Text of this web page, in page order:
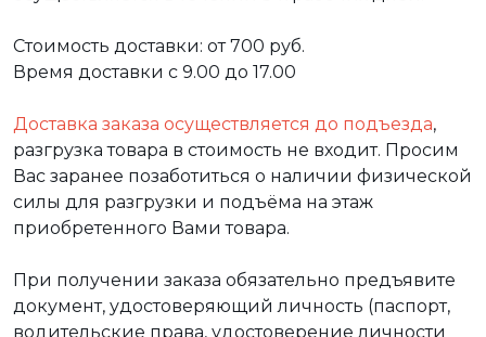
Стоимость доставки: от 700 руб.
Время доставки с 9.00 до 17.00
Доставка заказа осуществляется до подъезда,
разгрузка товара в стоимость не входит. Просим
Вас заранее позаботиться о наличии физической
силы для разгрузки и подъёма на этаж
приобретенного Вами товара.
При получении заказа обязательно предъявите
документ, удостоверяющий личность (паспорт,
водительские права, удостоверение личности